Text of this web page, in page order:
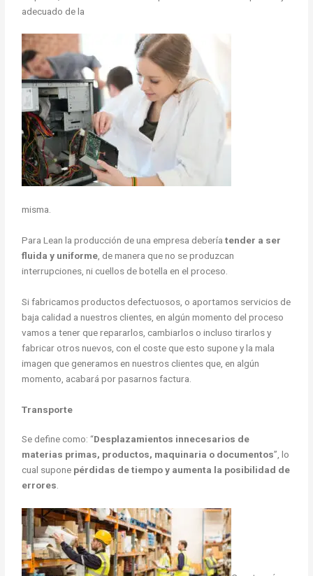
adecuado de la
misma.
Para Lean la producción de una empresa deberíatender a ser
fluida y uniforme, de manera que no se produzcan
interrupciones, ni cuellos de botella en el proceso.
Si fabricamos productos defectuosos, o aportamos servicios de
baja calidad a nuestros clientes, en algún momento del proceso
vamos a tener que repararlos, cambiarlos o incluso tirarlos y
fabricar otros nuevos, con el coste que esto supone y la mala
imagen que generamos en nuestros clientes que, en algún
momento, acabará por pasarnos factura.
Transporte
Se define como: “Desplazamientos innecesarios de
materias primas, productos, maquinaria o documentos”, lo
cual supone pérdidas de tiempo y aumenta la posibilidad de
errores